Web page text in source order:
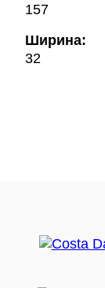
157
Ширина:
32